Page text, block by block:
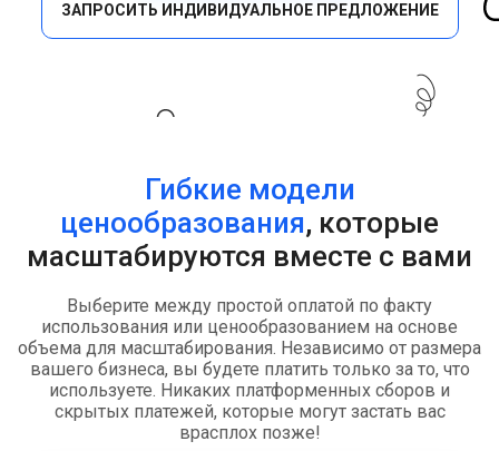
ЗАПРОСИТЬ ИНДИВИДУАЛЬНОЕ ПРЕДЛОЖЕНИЕ
Гибкие модели
ценообразования, которые
масштабируются вместе с вами
Выберите между простой оплатой по факту
использования или ценообразованием на основе
объема для масштабирования. Независимо от размера
вашего бизнеса, вы будете платить только за то, что
используете. Никаких платформенных сборов и
скрытых платежей, которые могут застать вас
врасплох позже!